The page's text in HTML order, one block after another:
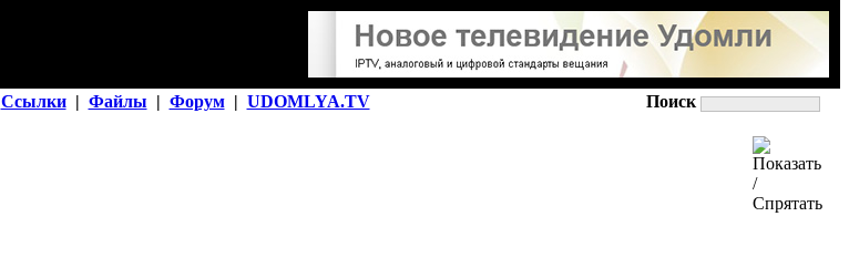
Ссылки | Файлы | Форум | UDOMLYA.TV Поиск